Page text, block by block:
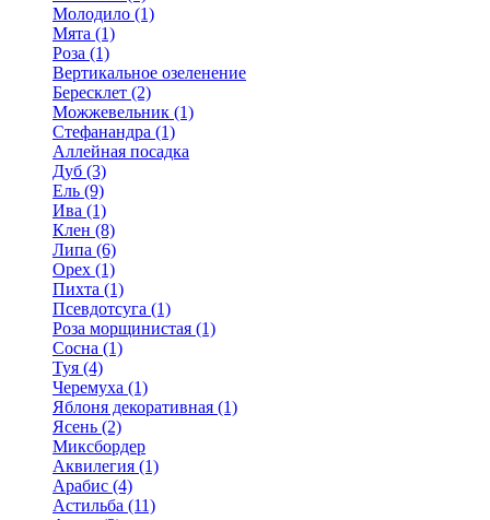
Молодило (1)
Мята (1)
Роза (1)
Вертикальное озеленение
Бересклет (2)
Можжевельник (1)
Стефанандра (1)
Аллейная посадка
Дуб (3)
Ель (9)
Ива (1)
Клен (8)
Липа (6)
Орех (1)
Пихта (1)
Псевдотсуга (1)
Роза морщинистая (1)
Сосна (1)
Туя (4)
Черемуха (1)
Яблоня декоративная (1)
Ясень (2)
Миксбордер
Аквилегия (1)
Арабис (4)
Астильба (11)